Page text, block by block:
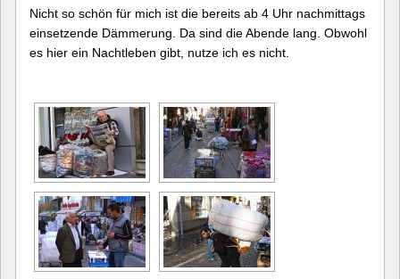
Nicht so schön für mich ist die bereits ab 4 Uhr nachmittags
einsetzende Dämmerung. Da sind die Abende lang. Obwohl
es hier ein Nachtleben gibt, nutze ich es nicht.